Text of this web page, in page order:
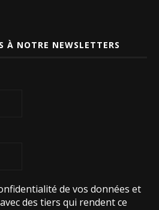
À NOTRE NEWSLETTERS
de vos données et
des tiers qui rendent ce